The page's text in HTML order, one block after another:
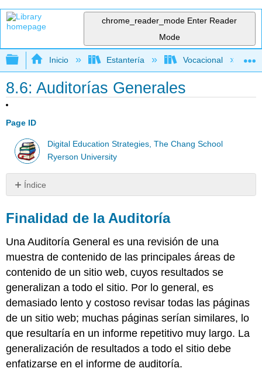
chrome_reader_mode Enter Reader
Mode
Expandir/contraer jerarquía global
Inicio Estantería Vocacional
8.6: Auditorías Generales
Page ID
Digital Education Strategies, The Chang School
Ryerson University
Índice
la
Auditoría
de
Auditoría:
Selección
una
Muestra
de
Revisión
Consideraciones
adicionales
Finalidad de la Auditoría
Una Auditoría General es una revisión de una
muestra de contenido de las principales áreas de
contenido de un sitio web, cuyos resultados se
generalizan a todo el sitio. Por lo general, es
demasiado lento y costoso revisar todas las páginas
de un sitio web; muchas páginas serían similares, lo
que resultaría en un informe repetitivo muy largo. La
generalización de resultados a todo el sitio debe
enfatizarse en el informe de auditoría.